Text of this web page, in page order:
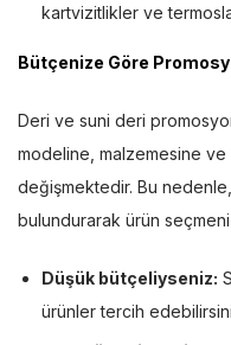
kartvizitlikler ve
Bütçenize Göre
Deri ve suni deri
modeline, malzemesine
değişmektedir. Bu
bulundurarak ürün
Düşük bütçeliyseniz:
ürünler tercih